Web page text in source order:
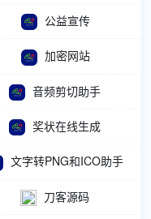
公益宣传
加密网站
音频剪切助手
奖状在线生成
文字转PNG和ICO助手
刀客源码